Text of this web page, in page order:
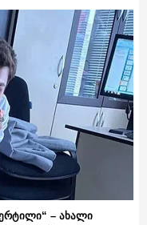
– ახალი